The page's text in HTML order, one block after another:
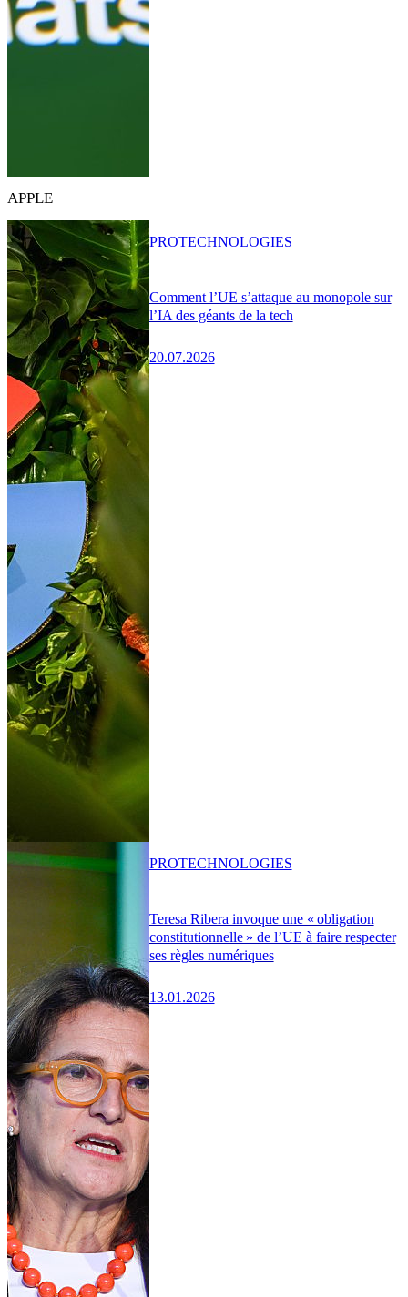
APPLE
Comment l’UE s’attaque au monopole sur
l’IA des géants de la tech
20.07.2026
PROTECHNOLOGIES
Teresa Ribera invoque une « obligation
constitutionnelle » de l’UE à faire respecter
ses règles numériques
13.01.2026
PROTECHNOLOGIES